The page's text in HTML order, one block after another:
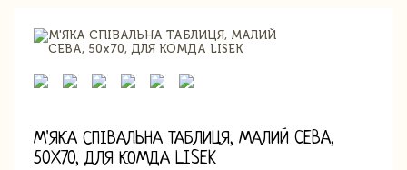
М'ЯКА СПІВАЛЬНА ТАБЛИЦЯ, МАЛИЙ CEBA,
50X70, ДЛЯ КОМДА LISEK